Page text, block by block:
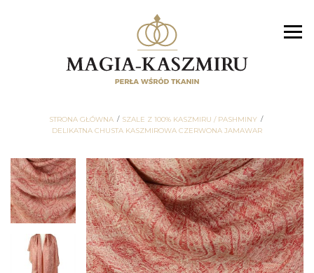
STRONA GŁÓWNA
SZALE Z 100% KASZMIRU / PASHMINY
DELIKATNA CHUSTA KASZMIROWA CZERWONA JAMAWAR